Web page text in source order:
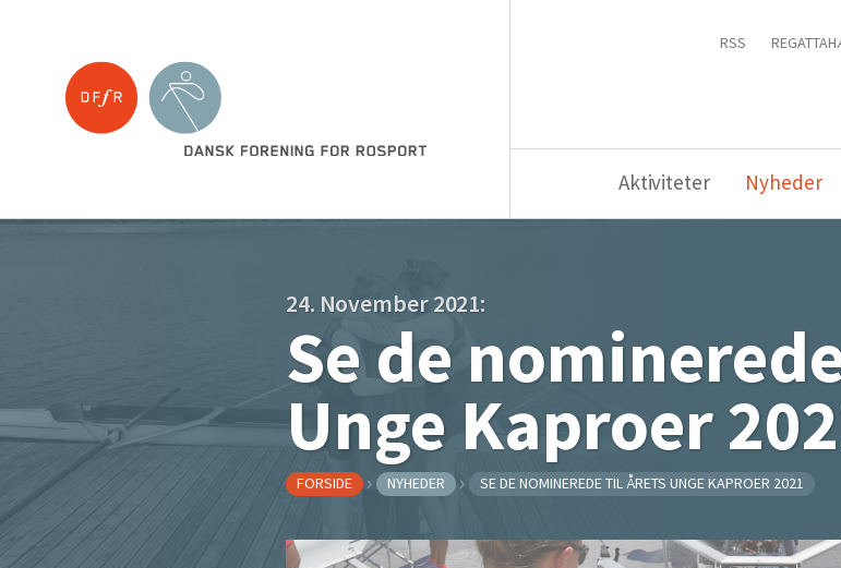
RSS
Aktiviteter Nyheder
24. November 2021:
Se de
Unge Kaproer
FORSIDE NYHEDER SE DE NOMINEREDE TIL ÅRETS UNGE KAPROER 2021